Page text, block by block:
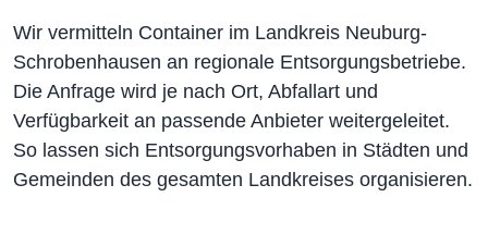
Wir vermitteln Container im Landkreis Neuburg-
Schrobenhausen an regionale Entsorgungsbetriebe.
Die Anfrage wird je nach Ort, Abfallart und
Verfügbarkeit an passende Anbieter weitergeleitet.
So lassen sich Entsorgungsvorhaben in Städten und
Gemeinden des gesamten Landkreises organisieren.